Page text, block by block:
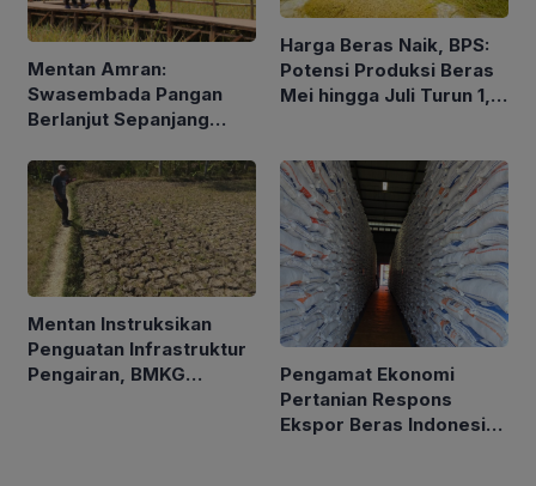
Mentan Amran:
Swasembada Pangan
Berlanjut Sepanjang
Harga Beras Naik, BPS:
Potensi Produksi Beras
Mei hingga Juli Turun 1,16
Mentan Instruksikan
Penguatan Infrastruktur
Pengairan, BMKG
Pengamat Ekonomi
Pertanian Respons
Ekspor Beras Indonesia